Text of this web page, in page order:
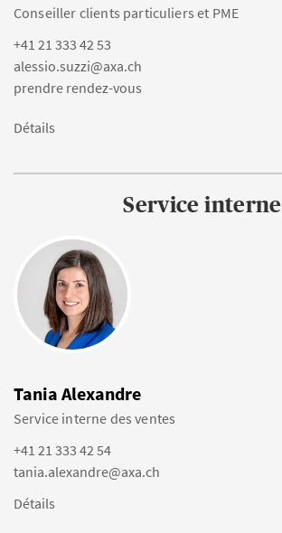
Conseiller clients particuliers et PME
+41 21 333 42 53
alessio.suzzi@axa.ch
prendre rendez-vous
Détails
Service interne
Tania Alexandre
Service interne des ventes
+41 21 333 42 54
tania.alexandre@axa.ch
Détails